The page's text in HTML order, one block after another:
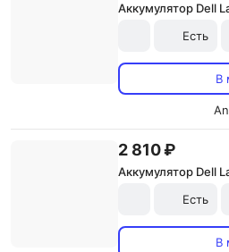
Аккумулятор Dell
Есть
В
2 810 ₽
Аккумулятор Dell
Есть
В